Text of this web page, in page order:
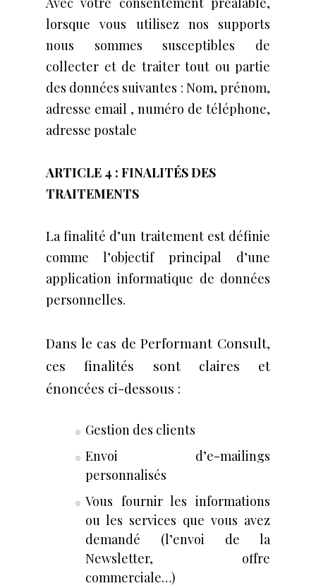
lorsque vous utilisez nos supports
nous sommes susceptibles de
collecter et de traiter tout ou partie
des données suivantes : Nom, prénom,
adresse email , numéro de téléphone,
adresse postale
ARTICLE 4 : FINALITÉS DES
TRAITEMENTS
La finalité d’un traitement est définie
comme l’objectif principal d’une
application informatique de données
personnelles.
Dans le cas de Performant Consult,
ces finalités sont claires et
énoncées ci-dessous :
Gestion des clients
Envoi d’e-mailings
personnalisés
Vous fournir les informations
ou les services que vous avez
demandé (l’envoi de la
Newsletter, offre
commerciale…)